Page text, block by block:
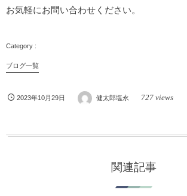
お気軽にお問い合わせください。
ブログ一覧
2023年10月29日 健太郎塩永 727 views
関連記事